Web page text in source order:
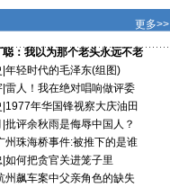
更多>>
：我以为那个老头永远不老
年轻时代的毛泽东(组图)
| 雷人！我在绝对唱响做评委
1977年华国锋视察大庆油田
批评余秋雨是侮辱中国人？
州珠海桥事件:被推下的是谁
如何把贪官关进笼子里
州飙车案中父亲角色的缺失